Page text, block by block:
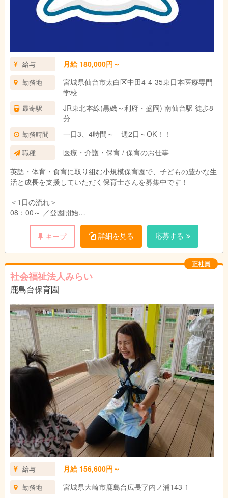
給与 月給 180,000円～
勤務地
宮城県仙台市太白区中田4-4-35東日本医療専門
学校
最寄駅
JR東北本線(黒磯～利府・盛岡) 南仙台駅 徒歩8
分
勤務時間 一日3、4時間～ 週2日～OK！！
職種
医療・介護・保育 / 保育のお仕事
英語・体育・食育に取り組む小規模保育園で、子どもの豊かな生
活と成長を支援していただく保育士さんを募集中です！
＜1日の流れ＞
08：00～ ／登園開始
10：00～／クラス活動（英語レッスン、体操、公園へのお出か
11：30～／お昼の時間（栄養士さんが自園で調理を行います）
12：00～／お昼寝タイム
15：00～／おやつ、自由遊び
～18：00／お迎え
キープ 詳細を見る 応募する
正社員
社会福祉法人みらい
鹿島台保育園
給与 月給 156,600円～
勤務地 宮城県大崎市鹿島台広長字内ノ浦143-1